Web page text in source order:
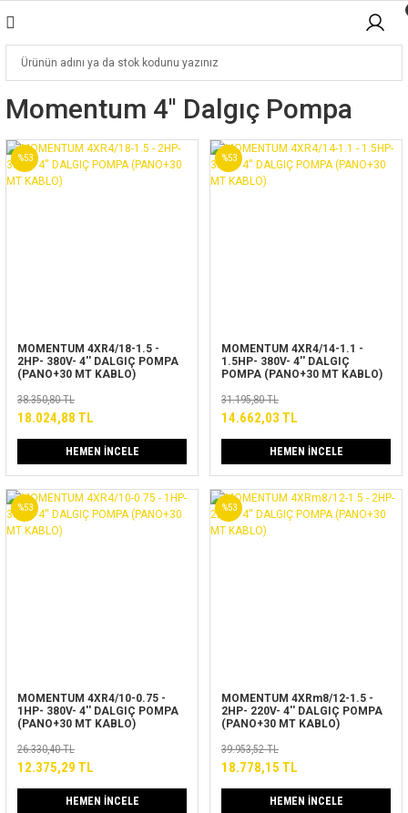
Momentum 4'' Dalgıç Pompa
%53
MOMENTUM 4XR4/18-1.5 -
2HP- 380V- 4'' DALGIÇ POMPA
(PANO+30 MT KABLO)
38.350,80 TL
18.024,88 TL
HEMEN İNCELE
%53
MOMENTUM 4XR4/14-1.1 -
1.5HP- 380V- 4'' DALGIÇ
POMPA (PANO+30 MT KABLO)
31.195,80 TL
14.662,03 TL
HEMEN İNCELE
%53
MOMENTUM 4XR4/10-0.75 -
1HP- 380V- 4'' DALGIÇ POMPA
(PANO+30 MT KABLO)
26.330,40 TL
12.375,29 TL
HEMEN İNCELE
%53
MOMENTUM 4XRm8/12-1.5 -
2HP- 220V- 4'' DALGIÇ POMPA
(PANO+30 MT KABLO)
39.953,52 TL
18.778,15 TL
HEMEN İNCELE